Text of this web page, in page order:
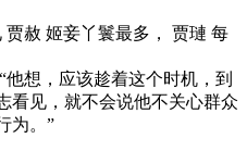
贾赦 姬妾丫鬟最多， 贾璉 每
想，应该趁着这个时机，到
看见，就不会说他不关心群众
为。”